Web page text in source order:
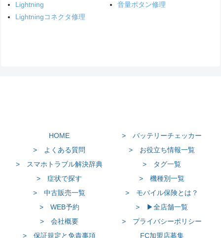
Lightning
Lightningコネクタ修理
音量ボタン修理
HOME
> バッテリーチェッカー
> よくある質問
> お役立ち情報一覧
> スマホトラブル解決辞典
> タグ一覧
> 症状で探す
> 機種別一覧
> 中古販売一覧
> モバイル保険とは？
> WEB予約
> ▶全店舗一覧
> 会社概要
> プライバシーポリシー
> 保証規定と免責事項
FC加盟店募集